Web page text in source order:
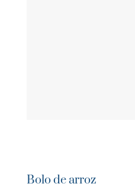
Bolo de arroz